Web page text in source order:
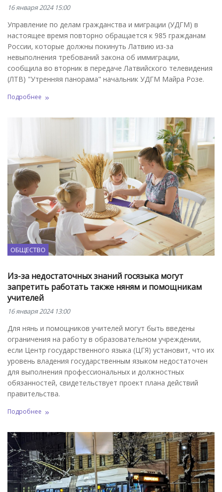
16 января 2024 15:00
Управление по делам гражданства и миграции (УДГМ) в
настоящее время повторно обращается к 985 гражданам
России, которые должны покинуть Латвию из-за
невыполнения требований закона об иммиграции,
сообщила во вторник в передаче Латвийского телевидения
(ЛТВ) "Утренняя панорама" начальник УДГМ Майра Розе.
Подробнее
ОБЩЕСТВО
Из-за недостаточных знаний госязыка могут
запретить работать также няням и помощникам
учителей
16 января 2024 13:00
Для нянь и помощников учителей могут быть введены
ограничения на работу в образовательном учреждении,
если Центр государственного языка (ЦГЯ) установит, что их
уровень владения государственным языком недостаточен
для выполнения профессиональных и должностных
обязанностей, свидетельствует проект плана действий
правительства.
Подробнее